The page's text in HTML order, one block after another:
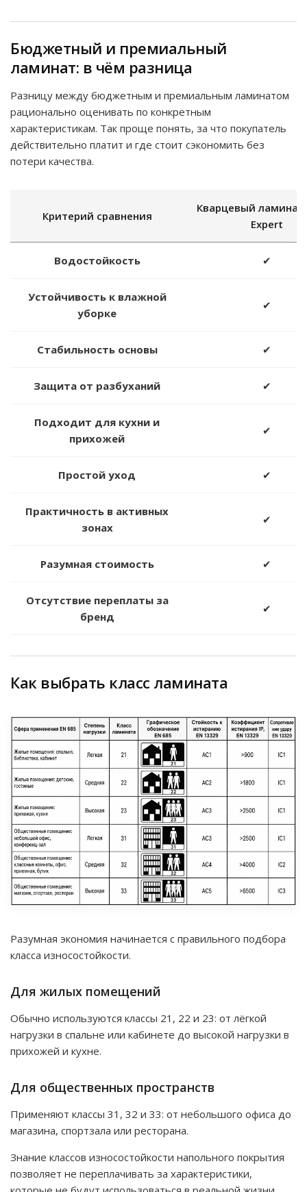
Бюджетный и премиальный
ламинат: в чём разница
Разницу между бюджетным и премиальным ламинатом
рационально оценивать по конкретным
характеристикам. Так проще понять, за что покупатель
действительно платит и где стоит сэкономить без
потери качества.
Критерий сравнения
Кварцевый ламинат
Expert
Водостойкость ✔
Устойчивость к влажной
уборке
✔
Стабильность основы ✔
Защита от разбуханий ✔
Подходит для кухни и
прихожей
✔
Простой уход ✔
Практичность в активных
зонах
✔
Разумная стоимость ✔
Отсутствие переплаты за
бренд
✔
Как выбрать класс ламината
Разумная экономия начинается с правильного подбора
класса износостойкости.
Для жилых помещений
Обычно используются классы 21, 22 и 23: от лёгкой
нагрузки в спальне или кабинете до высокой нагрузки в
прихожей и кухне.
Для общественных пространств
Применяют классы 31, 32 и 33: от небольшого офиса до
магазина, спортзала или ресторана.
Знание классов износостойкости напольного покрытия
позволяет не переплачивать за характеристики,